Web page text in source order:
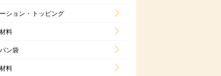
ション・トッピング
料
ン袋
料